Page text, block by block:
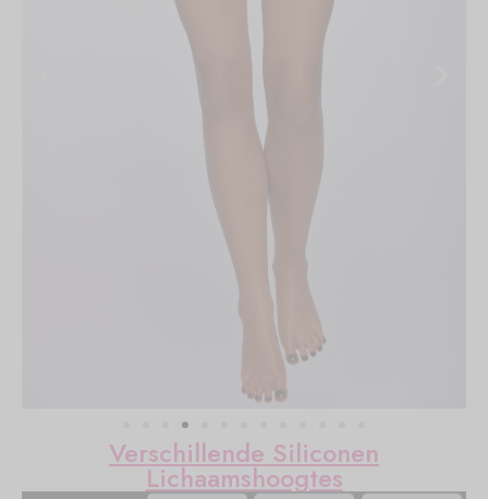
Verschillende Siliconen
Lichaamshoogtes